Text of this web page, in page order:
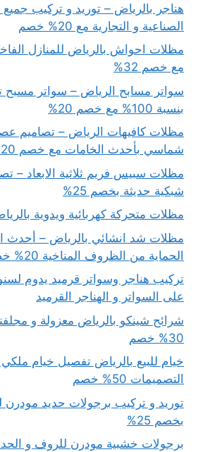
هناجر بالرياض – توريد و تركيب جميع
الصناعية و التجارية مع 20% خصم
مظلات احواش بالرياض للمنازل
مع خصم 32%
سواتر مسابح الرياض – سواتر
بنسبة 100% مع خصم 20%
مظلات كافيهات الرياض – تصاميم
شماسي بأحدث الخامات مع خصم 20%
مظلات سبيس فريم ثلاثية الابعاد –
شبكية حديثة بخصم 25%
مظلات متحركة كهربائية ويدوية
مظلات شد انشائي بالرياض – أحدث
الحماية من الظروف المناخية 20% خصم
على السواتر و الهناجر القرميد
شرائح شينكو بالرياض معزولة و
30% خصم
خيام للبيع بالرياض تفصيل خيام
التصميمات 50% خصم
توريد و تركيب برجولات حديد مودرن
بخصم 25%
برجولات خشبية مودرن للروف و